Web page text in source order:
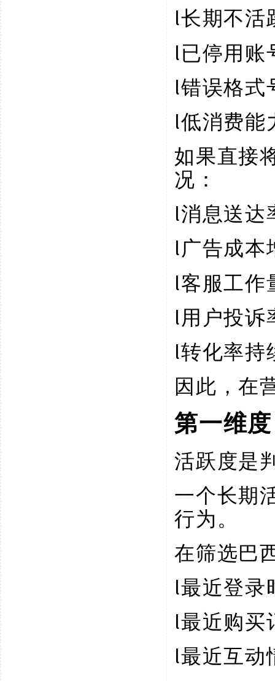
l长期不活
l已停用账
l错误格式
l低消费能
如果直接
况：
l消息送达
l广告成本
l客服工作
l用户投诉
l转化率持
因此，在
第一维
活跃度是
一个长期
行为。
在筛选巴
l最近登录
l最近购买
l最近互动